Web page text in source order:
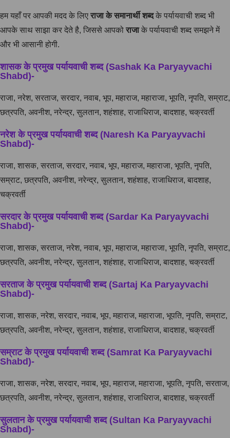
हम यहाँ पर आपकी मदद के लिए राजा के समानार्थी शब्दके पर्यायवाची शब्द भी
आपके साथ साझा कर देते है, जिससे आपको राजाके पर्यायवाची शब्द समझने में
और भी आसानी होगी.
शासक के प्रमुख पर्यायवाची शब्द (Sashak Ka Paryayvachi
Shabd)-
राजा, नरेश, सरताज, सरदार, नवाब, भूप, महाराज, महाराजा, भूपति, नृपति, सम्राट,
छत्रपति, अवनीश, नरेन्द्र, सुलतान, शहंशाह, राजाधिराज, बादशाह, चक्रवर्ती
नरेश के प्रमुख पर्यायवाची शब्द (Naresh Ka Paryayvachi
Shabd)-
राजा, शासक, सरताज, सरदार, नवाब, भूप, महाराज, महाराजा, भूपति, नृपति,
सम्राट, छत्रपति, अवनीश, नरेन्द्र, सुलतान, शहंशाह, राजाधिराज, बादशाह,
चक्रवर्ती
सरदार के प्रमुख पर्यायवाची शब्द (Sardar Ka Paryayvachi
Shabd)-
राजा, शासक, सरताज, नरेश, नवाब, भूप, महाराज, महाराजा, भूपति, नृपति, सम्राट,
छत्रपति, अवनीश, नरेन्द्र, सुलतान, शहंशाह, राजाधिराज, बादशाह, चक्रवर्ती
सरताज के प्रमुख पर्यायवाची शब्द (Sartaj Ka Paryayvachi
Shabd)-
राजा, शासक, नरेश, सरदार, नवाब, भूप, महाराज, महाराजा, भूपति, नृपति, सम्राट,
छत्रपति, अवनीश, नरेन्द्र, सुलतान, शहंशाह, राजाधिराज, बादशाह, चक्रवर्ती
सम्राट के प्रमुख पर्यायवाची शब्द (Samrat Ka Paryayvachi
Shabd)-
राजा, शासक, नरेश, सरदार, नवाब, भूप, महाराज, महाराजा, भूपति, नृपति, सरताज,
छत्रपति, अवनीश, नरेन्द्र, सुलतान, शहंशाह, राजाधिराज, बादशाह, चक्रवर्ती
सुलतान के प्रमुख पर्यायवाची शब्द (Sultan Ka Paryayvachi
Shabd)-